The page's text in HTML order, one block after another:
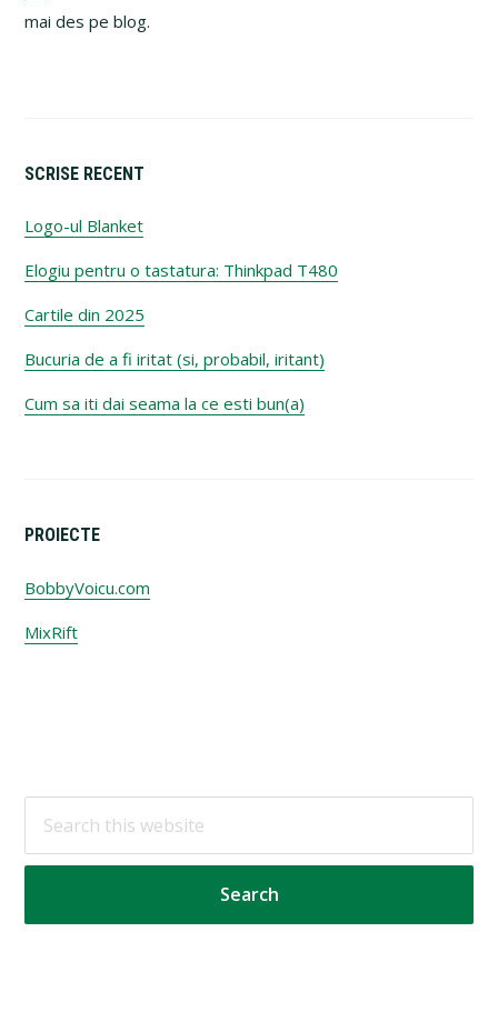
mai des pe blog.
SCRISE RECENT
Logo-ul Blanket
Elogiu pentru o tastatura: Thinkpad T480
Cartile din 2025
Bucuria de a fi iritat (si, probabil, iritant)
Cum sa iti dai seama la ce esti bun(a)
PROIECTE
BobbyVoicu.com
MixRift
Footer
this
website